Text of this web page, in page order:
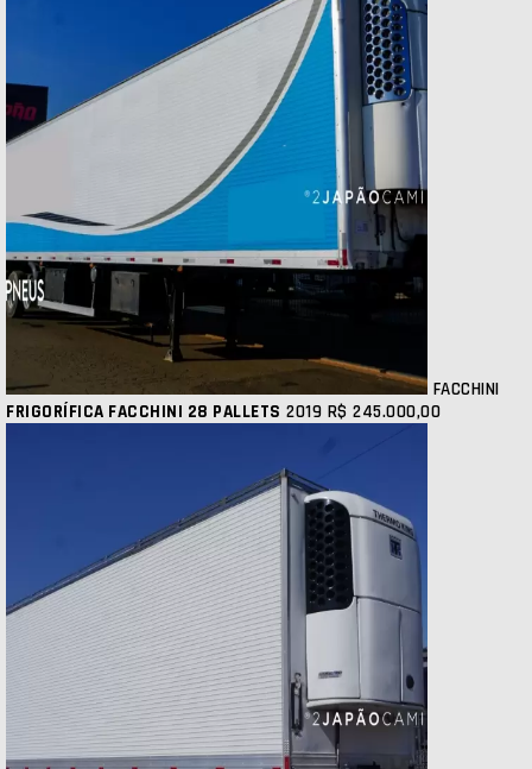
FACCHINI
FRIGORÍFICA FACCHINI 28 PALLETS 2019 R$ 245.000,00